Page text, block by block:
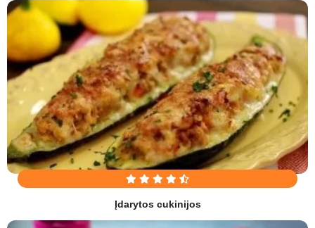
Įdarytos cukinijos